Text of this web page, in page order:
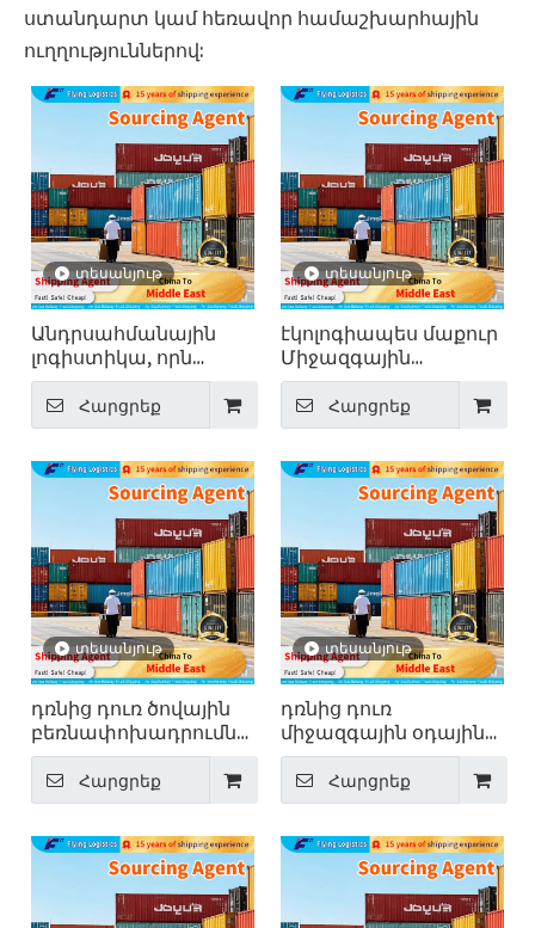
ստանդարտ կամ հեռավոր համաշխարհային
ուղղություններով:
տեսանյութ
Անդրսահմանային
լոգիստիկա, որն
աջակցում է 150+
երկրներին. Թռիչք
Հարցրեք
տեսանյութ
էկոլոգիապես մաքուր
Միջազգային
կոնտեյներային
տրանսպորտ - Թռիչք
Հարցրեք
տեսանյութ
դռնից դուռ ծովային
բեռնափոխադրումներ
– Թռիչք
Հարցրեք
տեսանյութ
դռնից դուռ
միջազգային օդային
բեռնափոխադրումներ
ավելի քան 200
երկրներ՝ Թռիչք
Հարցրեք